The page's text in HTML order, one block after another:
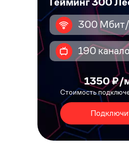
300
190
1350 ₽/
Стоимость